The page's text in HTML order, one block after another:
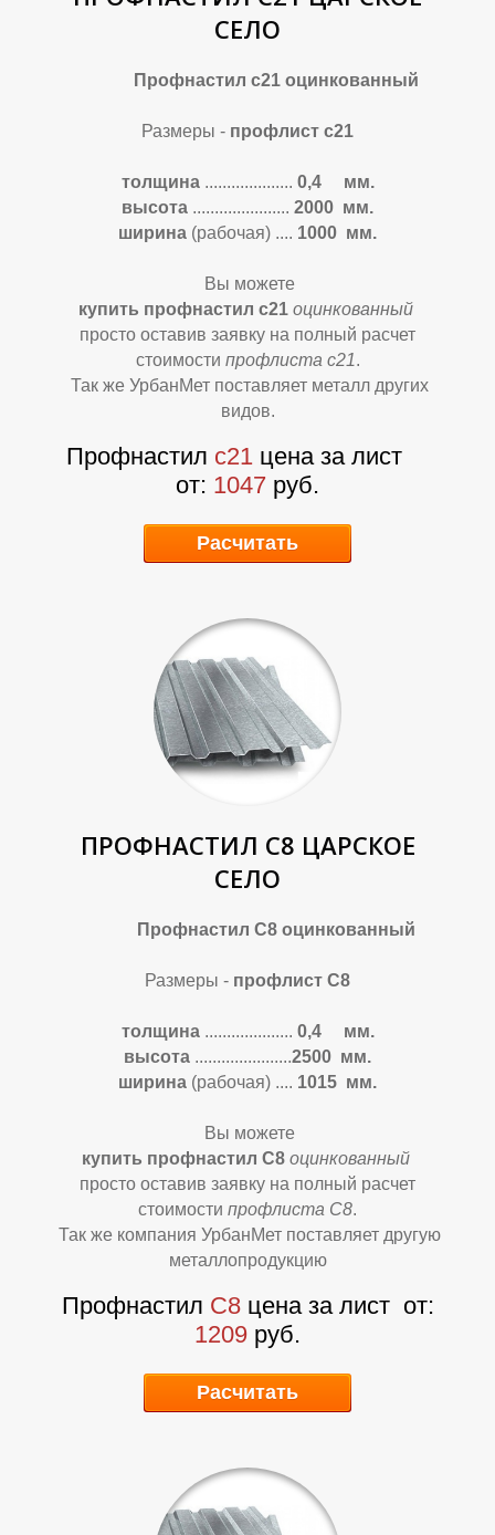
П
Р
О
СЕЛО
Профнастил с21 оцинкованный
Размеры - профлист с21
толщина .................... 0,4 мм.
высота ...................... 2000 мм.
ширина (рабочая) .... 1000 мм.
Вы можете
купить профнастил с21 оцинкованный
просто оставив заявку на полный расчет
стоимости профлиста с21.
Так же УрбанМет поставляет металл других
видов.
Профнастил с21 цена за лист
от: 1047 руб.
Расчитать
ПРОФНАСТИЛ С8 ЦАРСКОЕ
СЕЛО
Профнастил С8 оцинкованный
Размеры - профлист С8
толщина .................... 0,4 мм.
высота ......................2500 мм.
ширина (рабочая) .... 1015 мм.
Вы можете
купить профнастил С8 оцинкованный
просто оставив заявку на полный расчет
стоимости профлиста С8.
Так же компания УрбанМет поставляет другую
металлопродукцию
Профнастил С8 цена за лист от:
1209 руб.
Расчитать
П
Р
О